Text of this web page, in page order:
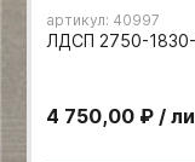
Мебельные
артикул: 40997
ЛДСП 2750-
4 750,00 ₽ /